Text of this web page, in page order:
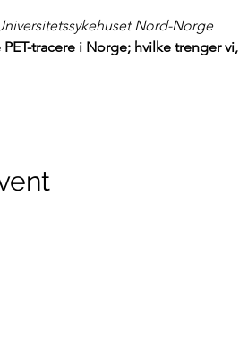
Nord-Norge
tracere i Norge; hvilke trenger